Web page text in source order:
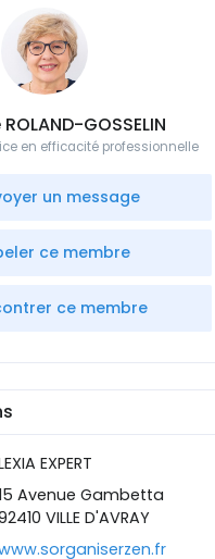
GOSSELIN
en efficacité professionnelle
un message
ce membre
ce membre
EXPERT
Avenue Gambetta
VILLE D'AVRAY